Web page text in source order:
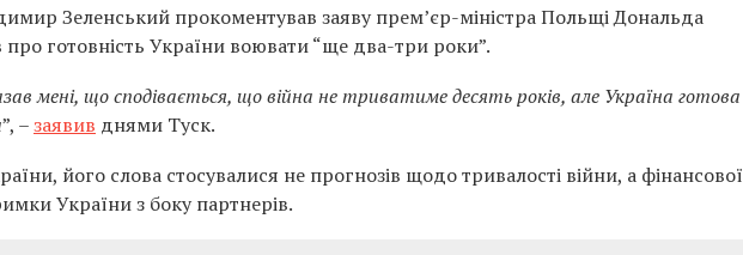
Зеленський прокоментував заяву прем’єр-міністра Польщі Дональда
про готовність України воювати “ще два-три роки”.
мені, що сподівається, що війна не триватиме десять років, але Україна готова
”, –заявив днями Туск.
його слова стосувалися не прогнозів щодо тривалості війни, а фінансової
України з боку партнерів.